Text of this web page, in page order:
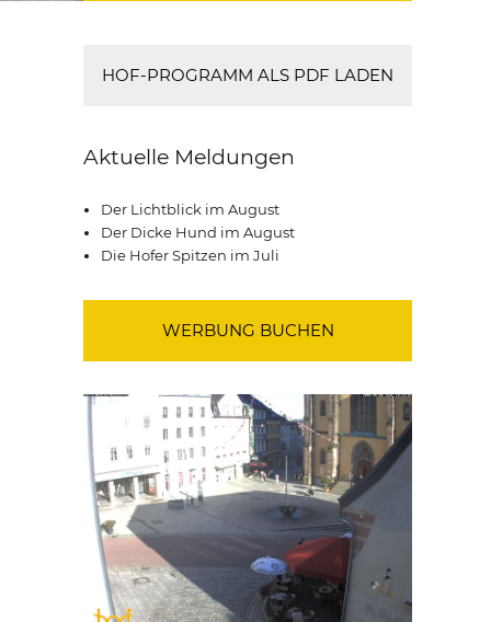
HOF-PROGRAMM ALS PDF LADEN
Aktuelle Meldungen
Der Lichtblick im August
Der Dicke Hund im August
Die Hofer Spitzen im Juli
WERBUNG BUCHEN